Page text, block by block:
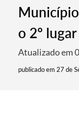
o 2º
Atualizado em
publicado em 27 de